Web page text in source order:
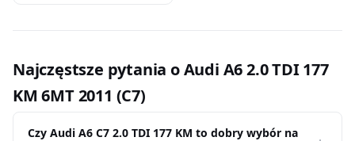
Najczęstsze pytania o Audi A6 2.0 TDI 177
KM 6MT 2011 (C7)
Czy Audi A6 C7 2.0 TDI 177 KM to dobry wybór na